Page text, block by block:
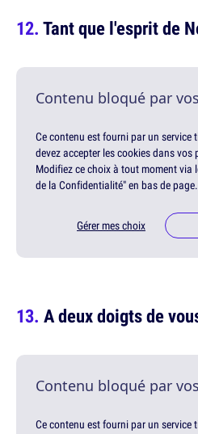
Tant que l'esprit de
Contenu bloqué par
Ce contenu est fourni par un service
devez accepter les cookies dans
Modifiez ce choix à tout moment via
de la Confidentialité" en bas de page.
Gérer mes choix
A deux doigts de
Contenu bloqué par
Ce contenu est fourni par un service